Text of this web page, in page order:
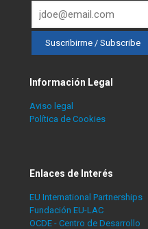
Información Legal
Aviso legal
Política de Cookies
Enlaces de Interés
EU International Partnerships
Fundación EU-LAC
OCDE - Centro de Desarrollo